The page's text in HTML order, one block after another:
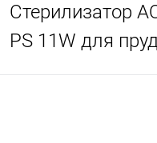
Стерилизатор
PS 11W для